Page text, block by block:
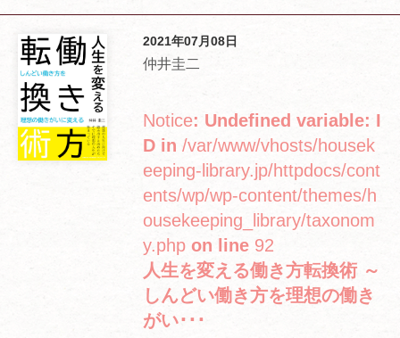
2021年07月08日
仲井圭二
Notice: Undefined variable: I
D in /var/www/vhosts/housek
eeping-library.jp/httpdocs/cont
ents/wp/wp-content/themes/h
ousekeeping_library/taxonom
y.php on line 92
人生を変える働き方転換術 ～
しんどい働き方を理想の働き
がい･･･